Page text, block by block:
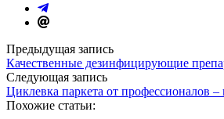
Предыдущая запись
Качественные дезинфицирующие
Следующая запись
Циклевка паркета от профессионалов
Похожие статьи: